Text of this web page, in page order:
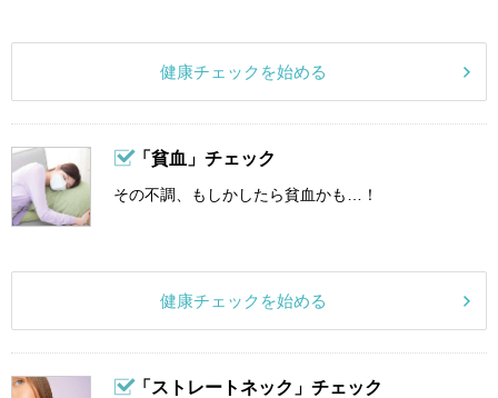
健康チェックを始める
「貧血」チェック
その不調、もしかしたら貧血かも…！
健康チェックを始める
「ストレートネック」チェック